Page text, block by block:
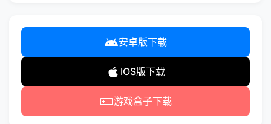
安卓版下载
IOS版下载
游戏盒子下载